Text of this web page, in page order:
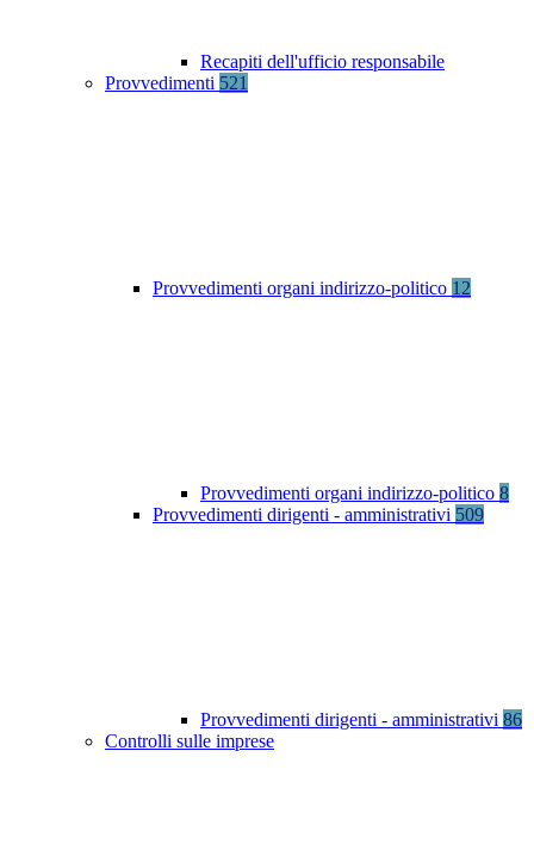
Recapiti dell'ufficio responsabile
Provvedimenti 521
Provvedimenti organi indirizzo-politico 12
Provvedimenti organi indirizzo-politico 8
Provvedimenti dirigenti - amministrativi 509
Provvedimenti dirigenti - amministrativi 86
Controlli sulle imprese